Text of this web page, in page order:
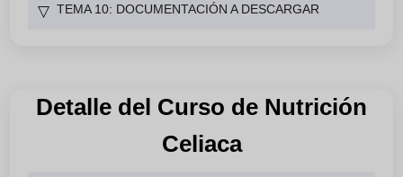
▽ TEMA 10: DOCUMENTACIÓN A DESCARGAR
Detalle del Curso de Nutrición
Celiaca